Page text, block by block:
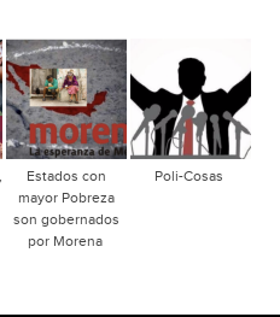
Estados con
mayor Pobreza
son gobernados
por Morena
Poli-Cosas